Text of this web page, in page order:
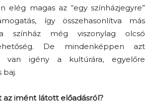
elég magas az “egy színházjegyre”
így összehasonlítva más
színház még viszonylag olcsó
De mindenképpen azt
van igény a kultúrára, egyelőre
baj.
az imént látott előadásról?